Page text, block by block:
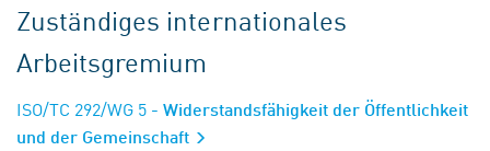
Zuständiges internationales
Arbeitsgremium
ISO/TC 292/WG 5 - Widerstandsfähigkeit der Öffentlichkeit
und der Gemeinschaft